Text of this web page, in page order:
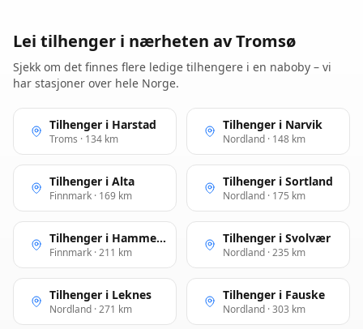
Lei tilhenger i nærheten av Tromsø
Sjekk om det finnes flere ledige tilhengere i en nabo­by – vi
har stasjoner over hele Norge.
Tilhenger i Harstad
Troms · 134 km
Tilhenger i Narvik
Nordland · 148 km
Tilhenger i Alta
Finnmark · 169 km
Tilhenger i Sortland
Nordland · 175 km
Tilhenger i Hammerfest
Finnmark · 211 km
Tilhenger i Svolvær
Nordland · 235 km
Tilhenger i Leknes
Nordland · 271 km
Tilhenger i Fauske
Nordland · 303 km